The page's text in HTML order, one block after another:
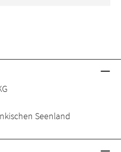
Seenland